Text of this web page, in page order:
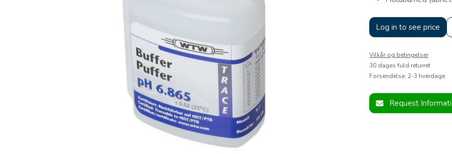
Log in to see price
Vilkår og betingelser
30 dages fuld returret
Forsendelse: 2-3 hverdage
Request